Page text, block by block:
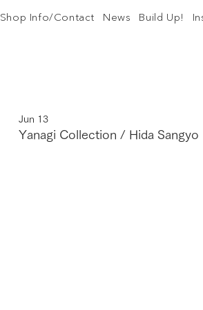
Shop Info/Contact News Build Up!
Yanagi Collection / Hida Sangyo
Jun 13